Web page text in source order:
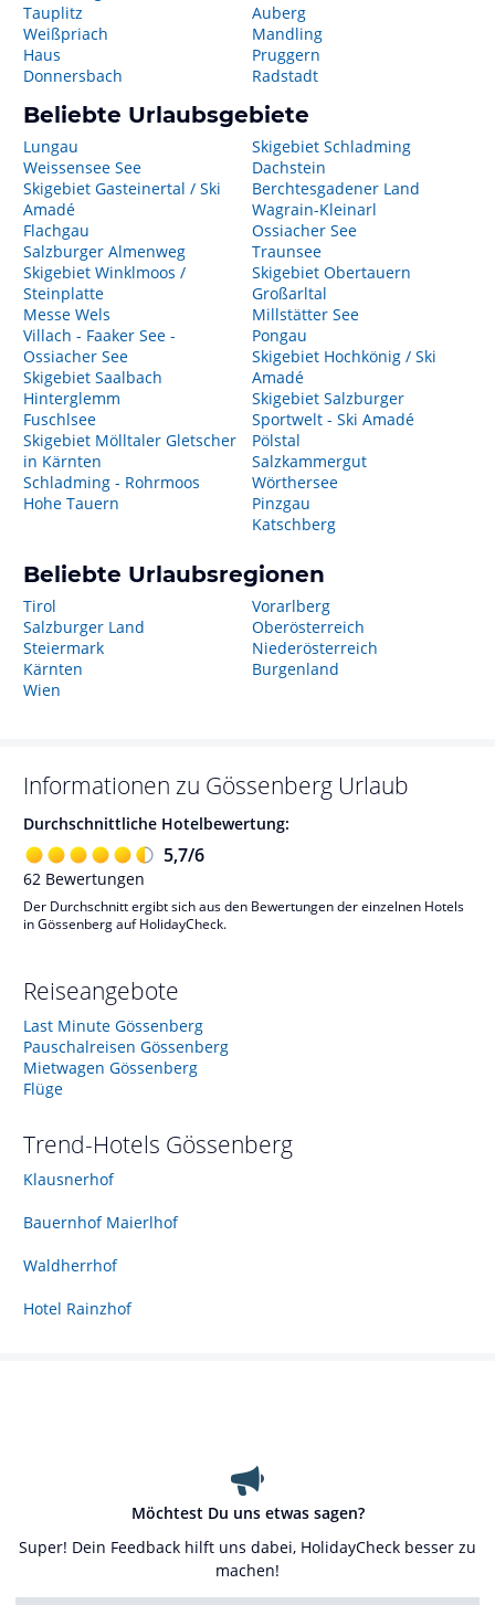
Tauplitz
Weißpriach
Haus
Donnersbach
Auberg
Mandling
Pruggern
Radstadt
Beliebte Urlaubsgebiete
Lungau
Weissensee See
Skigebiet Gasteinertal / Ski
Amadé
Flachgau
Salzburger Almenweg
Skigebiet Winklmoos /
Steinplatte
Messe Wels
Villach - Faaker See -
Ossiacher See
Skigebiet Saalbach
Hinterglemm
Fuschlsee
Skigebiet Mölltaler Gletscher
in Kärnten
Schladming - Rohrmoos
Hohe Tauern
Skigebiet Schladming
Dachstein
Berchtesgadener Land
Wagrain-Kleinarl
Ossiacher See
Traunsee
Skigebiet Obertauern
Großarltal
Millstätter See
Pongau
Skigebiet Hochkönig / Ski
Amadé
Skigebiet Salzburger
Sportwelt - Ski Amadé
Pölstal
Salzkammergut
Wörthersee
Pinzgau
Katschberg
Beliebte Urlaubsregionen
Tirol
Salzburger Land
Steiermark
Kärnten
Wien
Vorarlberg
Oberösterreich
Niederösterreich
Burgenland
Informationen zu Gössenberg Urlaub
Durchschnittliche Hotelbewertung:
5,7/6
62 Bewertungen
Der Durchschnitt ergibt sich aus den Bewertungen der einzelnen Hotels
in Gössenberg auf HolidayCheck.
Reiseangebote
Last Minute Gössenberg
Pauschalreisen Gössenberg
Mietwagen Gössenberg
Flüge
Trend-Hotels Gössenberg
Klausnerhof
Bauernhof Maierlhof
Waldherrhof
Hotel Rainzhof
Möchtest Du uns etwas sagen?
Super! Dein Feedback hilft uns dabei, HolidayCheck besser zu
machen!